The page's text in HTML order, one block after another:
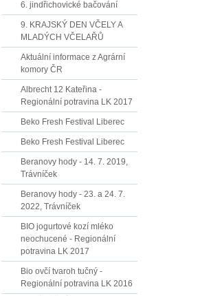
6. jindřichovické bačování
9. KRAJSKÝ DEN VČELY A
MLADÝCH VČELAŘŮ
Aktuální informace z Agrární
komory ČR
Albrecht 12 Kateřina -
Regionální potravina LK 2017
Beko Fresh Festival Liberec
Beko Fresh Festival Liberec
Beranovy hody - 14. 7. 2019,
Trávníček
Beranovy hody - 23. a 24. 7.
2022, Trávníček
BIO jogurtové kozí mléko
neochucené - Regionální
potravina LK 2017
Bio ovčí tvaroh tučný -
Regionální potravina LK 2016